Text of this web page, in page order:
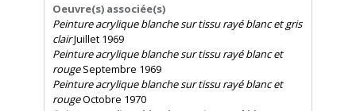
Oeuvre(s) associée(s)
Peinture acrylique blanche sur tissu rayé blanc et gris
clairJuillet 1969
Peinture acrylique blanche sur tissu rayé blanc et
rougeSeptembre 1969
Peinture acrylique blanche sur tissu rayé blanc et
rougeOctobre 1970